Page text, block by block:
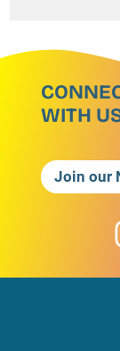
WITH
Join our